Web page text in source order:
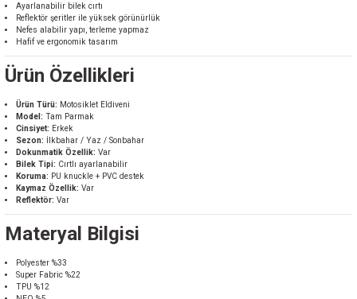
Ayarlanabilir bilek cırtı
Reflektör şeritler ile yüksek görünürlük
Nefes alabilir yapı, terleme yapmaz
Hafif ve ergonomik tasarım
Ürün Özellikleri
Ürün Türü: Motosiklet Eldiveni
Model: Tam Parmak
Cinsiyet: Erkek
Sezon: İlkbahar / Yaz / Sonbahar
Dokunmatik Özellik: Var
Bilek Tipi: Cırtlı ayarlanabilir
Koruma: PU knuckle + PVC destek
Kaymaz Özellik: Var
Reflektör: Var
Materyal Bilgisi
Polyester %33
Super Fabric %22
TPU %12